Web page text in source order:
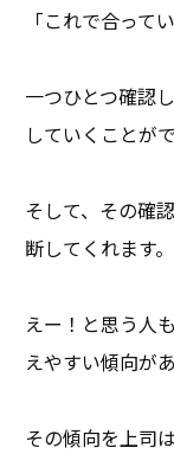
「これで合って
一つひとつ確認
していくことが
そして、その確
断してくれます。
えー！と思う人
えやすい傾向があ
その傾向を上司